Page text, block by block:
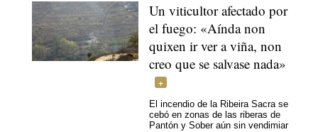
Un viticultor afectado por
el fuego: «Aínda non
quixen ir ver a viña, non
creo que se salvase nada»
El incendio de la Ribeira Sacra se
cebó en zonas de las riberas de
Pantón y Sober aún sin vendimiar